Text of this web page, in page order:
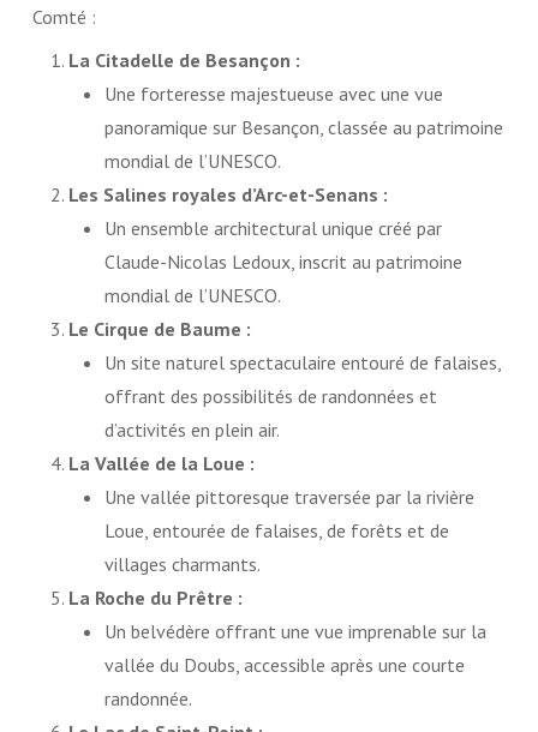
Comté :
La Citadelle de Besançon :
Une forteresse majestueuse avec une vue
panoramique sur Besançon, classée au patrimoine
mondial de l’UNESCO.
Les Salines royales d’Arc-et-Senans :
Un ensemble architectural unique créé par
Claude-Nicolas Ledoux, inscrit au patrimoine
mondial de l’UNESCO.
Le Cirque de Baume :
Un site naturel spectaculaire entouré de falaises,
offrant des possibilités de randonnées et
d’activités en plein air.
La Vallée de la Loue :
Une vallée pittoresque traversée par la rivière
Loue, entourée de falaises, de forêts et de
villages charmants.
La Roche du Prêtre :
Un belvédère offrant une vue imprenable sur la
vallée du Doubs, accessible après une courte
randonnée.